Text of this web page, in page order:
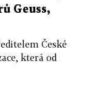
Geuss,
České
která od